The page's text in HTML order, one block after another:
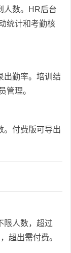
人数。HR后台
统计和考勤核
出勤率。培训结
管理。
。付费版可导出
限人数，超过
超出需付费。